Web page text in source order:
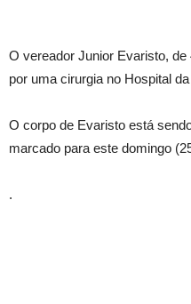
O vereador Junior Evaristo,
por uma cirurgia no Hospital
O corpo de Evaristo está
marcado para este domingo
.